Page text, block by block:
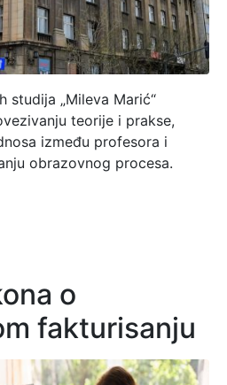
studija „Mileva Marić“
teorije i prakse,
između profesora i
obrazovnog procesa.
o
fakturisanju